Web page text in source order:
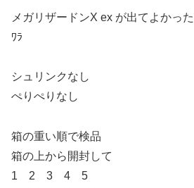
メガリザードンX ex が出てよかった
ﾜﾗ
シュリンクなし
ぺりぺりなし
箱の重い順で検品
箱の上から開封して
1 2 3 4 5